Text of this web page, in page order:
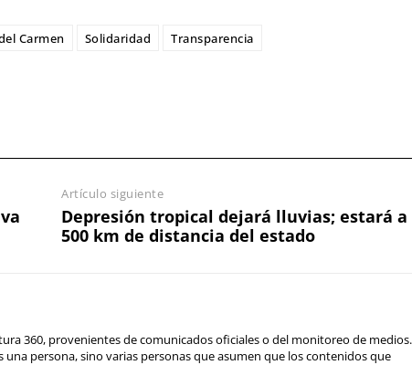
Carmen Solidaridad Transparencia
Artículo siguiente
Depresión tropical dejará lluvias; estará a
500 km de distancia del estado
360, provenientes de comunicados oficiales o del monitoreo de medios.
una persona, sino varias personas que asumen que los contenidos que